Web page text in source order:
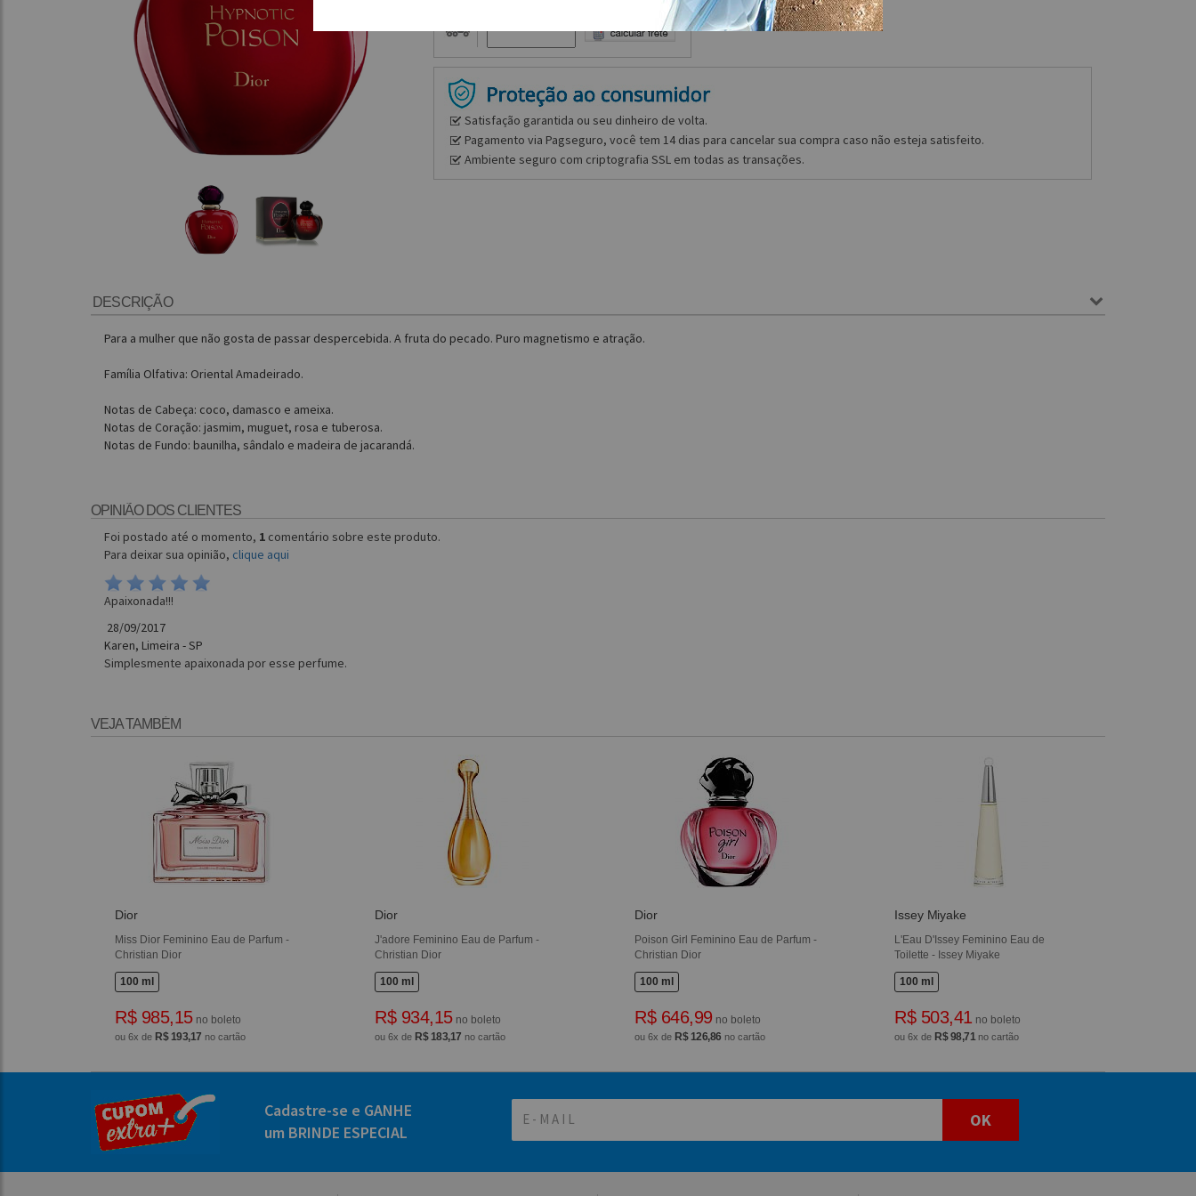
Satisfação garantida ou seu dinheiro de volta.
Pagamento via Pagseguro, você tem 14 dias para cancelar sua compra caso não esteja satisfeito.
Ambiente seguro com criptografia SSL em todas as transações.
DESCRIÇÃO
Para a mulher que não gosta de passar despercebida. A fruta do pecado. Puro magnetismo e atração.
Família Olfativa: Oriental Amadeirado.
Notas de Cabeça: coco, damasco e ameixa.
Notas de Coração: jasmim, muguet, rosa e tuberosa.
Notas de Fundo: baunilha, sândalo e madeira de jacarandá.
OPINIÃO DOS CLIENTES
Foi postado até o momento, 1 comentário sobre este produto.
Para deixar sua opinião, clique aqui
Apaixonada!!!
28/09/2017
Karen, Limeira - SP
Simplesmente apaixonada por esse perfume.
VEJA TAMBÉM
Dior
Miss Dior Feminino Eau de Parfum -
Christian Dior
100 ml
R$ 985,15no boleto
ou 6x de R$ 193,17 no cartão
Dior
J'adore Feminino Eau de Parfum -
Christian Dior
100 ml
R$ 934,15no boleto
ou 6x de R$ 183,17 no cartão
Dior
Poison Girl Feminino Eau de Parfum -
Christian Dior
100 ml
R$ 646,99 no boleto
ou 6x de R$ 126,86 no cartão
Issey Miyake
L'Eau D'Issey Feminino Eau de
Toilette - Issey Miyake
100 ml
R$ 503,41 no boleto
ou 6x de R$ 98,71 no cartão
Cadastre-se e GANHE
um BRINDE ESPECIAL
OK